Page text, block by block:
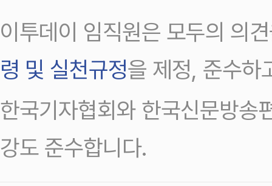
이투데이 임직원은 모두의 의
령 및 실천규정을 제정, 준수하
한국기자협회와 한국신문방송
강도 준수합니다.